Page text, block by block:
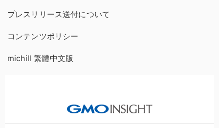
プレスリリース送付について
コンテンツポリシー
michill 繁體中文版